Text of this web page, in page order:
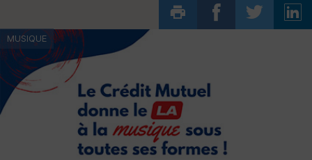
MUSIQUE